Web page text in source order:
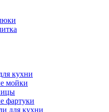
кухни
мойки
фартуки
для кухни